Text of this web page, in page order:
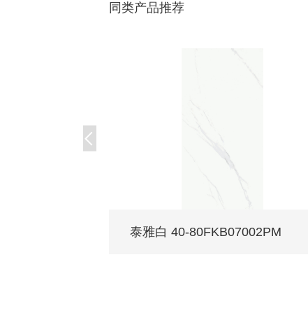
同类产品推荐
泰雅白 40-80FKB07002PM